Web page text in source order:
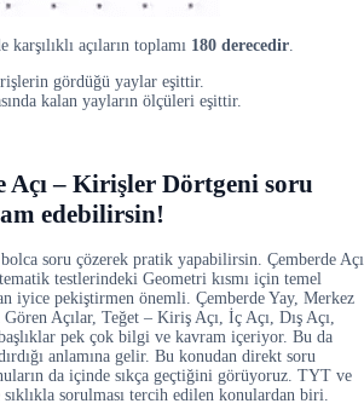
açıların toplamı 180 derecedir.
gördüğü yaylar eşittir.
kalan yayların ölçüleri eşittir.
Açı – Kirişler Dörtgeni soru
edebilirsin!
soru çözerek pratik yapabilirsin. Çemberde Açı
testlerindeki Geometri kısmı için temel
iyice pekiştirmen önemli. Çemberde Yay, Merkez
Gören Açılar, Teğet – Kiriş Açı, İç Açı, Dış Açı,
pek çok bilgi ve kavram içeriyor. Bu da
anlamına gelir. Bu konudan direkt soru
da içinde sıkça geçtiğini görüyoruz. TYT ve
sorulması tercih edilen konulardan biri.